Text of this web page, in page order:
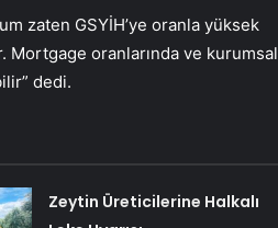
zaten GSYİH’ye oranla yüksek
Mortgage oranlarında ve kurumsal
dedi.
Zeytin Üreticilerine Halkalı